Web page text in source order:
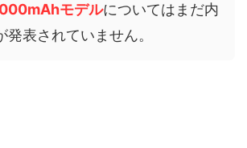
モデルについてはまだ内
発表されていません。